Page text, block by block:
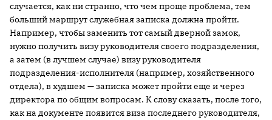
случается, как ни странно, что чем проще проблема, тем
больший маршрут служебная записка должна пройти.
Например, чтобы заменить тот самый дверной замок,
нужно получить визу руководителя своего подразделения,
а затем (в лучшем случае) визу руководителя
подразделения-исполнителя (например, хозяйственного
отдела), в худшем — записка может пройти еще и через
директора по общим вопросам. К слову сказать, после того,
как на документе появится виза последнего руководителя,